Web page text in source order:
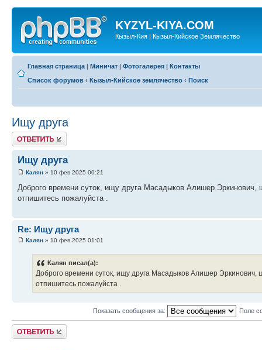
KYZYL-KIYA.COM
Кызыл-Кия | Кызыл-Кийское Землячество
Главная страница | Миничат | Фотогалерея | Контакты
Список форумов ‹ Кызыл-Кийское землячество ‹ Поиск
Ищу друга
Ответить
Ищу друга
Калян » 10 фев 2025 00:21
Доброго времени суток, ищу друга Масадыков Алишер Эркинович,
отпишитесь пожалуйста .
Re: Ищу друга
Калян » 10 фев 2025 01:01
Калян писал(а):
Доброго времени суток, ищу друга Масадыков Алишер Эркинович,
отпишитесь пожалуйста .
Показать сообщения за: Поле
Ответить